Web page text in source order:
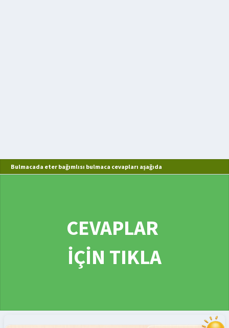
Bulmacada eter bağımlısı bulmaca cevapları aşağıda
CEVAPLAR
İÇİN TIKLA